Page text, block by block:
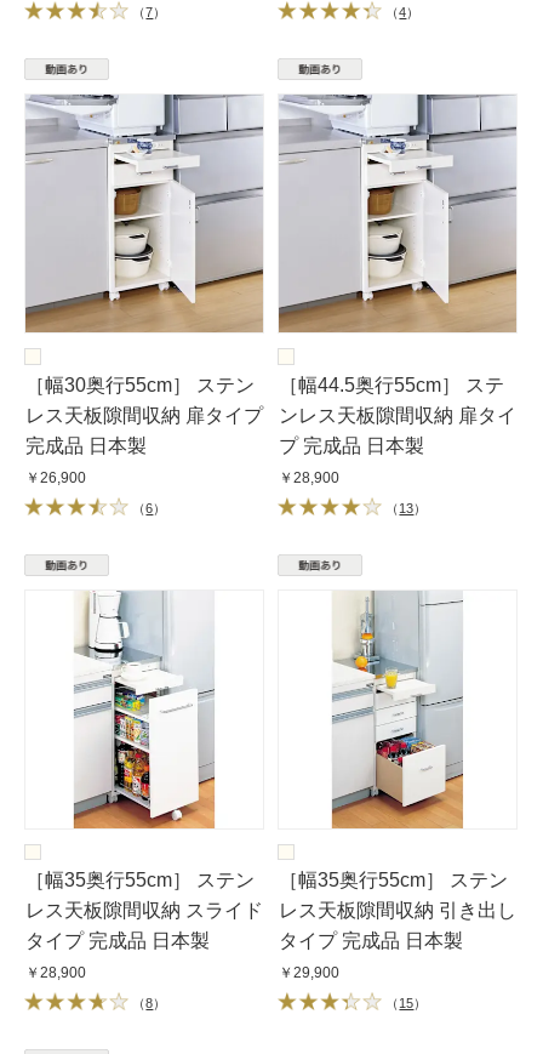
（7） （4）
［幅30奥行55cm］ ステン
レス天板隙間収納 扉タイプ
完成品 日本製
￥26,900
（6）
［幅44.5奥行55cm］ ステ
ンレス天板隙間収納 扉タイ
プ 完成品 日本製
￥28,900
（ 13）
［幅35奥行55cm］ ステン
レス天板隙間収納 スライド
タイプ 完成品 日本製
￥28,900
（8）
［幅35奥行55cm］ ステン
レス天板隙間収納 引き出し
タイプ 完成品 日本製
￥29,900
（ 15）